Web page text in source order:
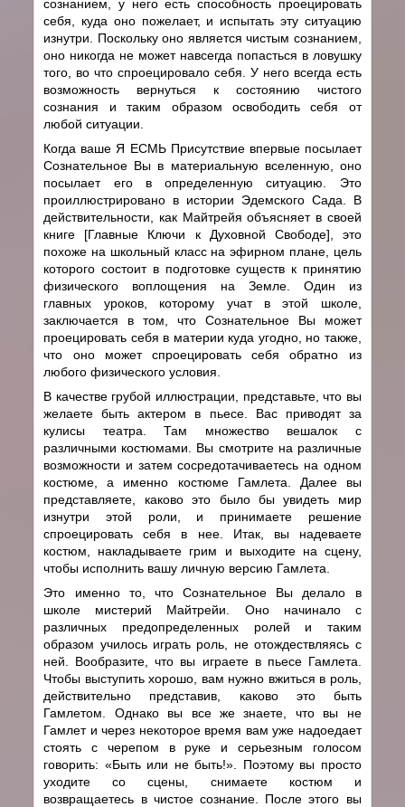
сознанием, у него есть способность проецировать
себя, куда оно пожелает, и испытать эту ситуацию
изнутри. Поскольку оно является чистым сознанием,
оно никогда не может навсегда попасться в ловушку
того, во что спроецировало себя. У него всегда есть
возможность вернуться к состоянию чистого
сознания и таким образом освободить себя от
любой ситуации.
Когда ваше Я ЕСМЬ Присутствие впервые посылает
Сознательное Вы в материальную вселенную, оно
посылает его в определенную ситуацию. Это
проиллюстрировано в истории Эдемского Сада. В
действительности, как Майтрейя объясняет в своей
книге [Главные Ключи к Духовной Свободе], это
похоже на школьный класс на эфирном плане, цель
которого состоит в подготовке существ к принятию
физического воплощения на Земле. Один из
главных уроков, которому учат в этой школе,
заключается в том, что Сознательное Вы может
проецировать себя в материи куда угодно, но также,
что оно может спроецировать себя обратно из
любого физического условия.
В качестве грубой иллюстрации, представьте, что вы
желаете быть актером в пьесе. Вас приводят за
кулисы театра. Там множество вешалок с
различными костюмами. Вы смотрите на различные
возможности и затем сосредотачиваетесь на одном
костюме, а именно костюме Гамлета. Далее вы
представляете, каково это было бы увидеть мир
изнутри этой роли, и принимаете решение
спроецировать себя в нее. Итак, вы надеваете
костюм, накладываете грим и выходите на сцену,
чтобы исполнить вашу личную версию Гамлета.
Это именно то, что Сознательное Вы делало в
школе мистерий Майтрейи. Оно начинало с
различных предопределенных ролей и таким
образом училось играть роль, не отождествляясь с
ней. Вообразите, что вы играете в пьесе Гамлета.
Чтобы выступить хорошо, вам нужно вжиться в роль,
действительно представив, каково это быть
Гамлетом. Однако вы все же знаете, что вы не
Гамлет и через некоторое время вам уже надоедает
стоять с черепом в руке и серьезным голосом
говорить: «Быть или не быть!». Поэтому вы просто
уходите со сцены, снимаете костюм и
возвращаетесь в чистое сознание. После этого вы